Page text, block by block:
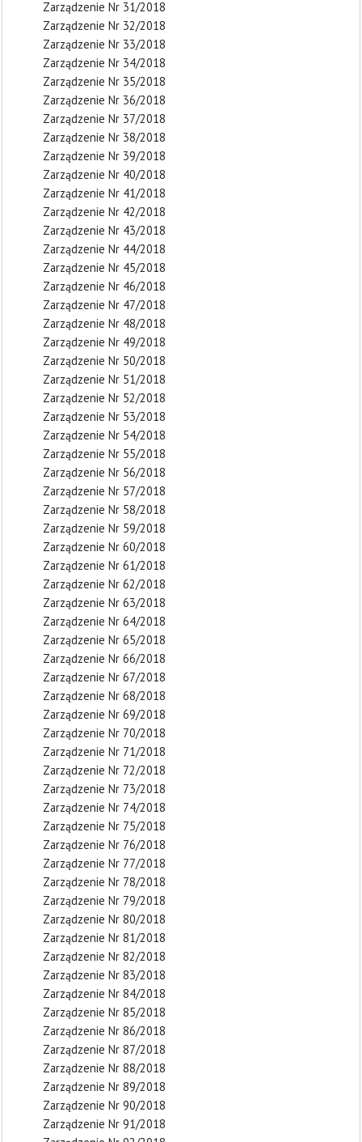
Zarządzenie Nr 31/2018
Zarządzenie Nr 32/2018
Zarządzenie Nr 33/2018
Zarządzenie Nr 34/2018
Zarządzenie Nr 35/2018
Zarządzenie Nr 36/2018
Zarządzenie Nr 37/2018
Zarządzenie Nr 38/2018
Zarządzenie Nr 39/2018
Zarządzenie Nr 40/2018
Zarządzenie Nr 41/2018
Zarządzenie Nr 42/2018
Zarządzenie Nr 43/2018
Zarządzenie Nr 44/2018
Zarządzenie Nr 45/2018
Zarządzenie Nr 46/2018
Zarządzenie Nr 47/2018
Zarządzenie Nr 48/2018
Zarządzenie Nr 49/2018
Zarządzenie Nr 50/2018
Zarządzenie Nr 51/2018
Zarządzenie Nr 52/2018
Zarządzenie Nr 53/2018
Zarządzenie Nr 54/2018
Zarządzenie Nr 55/2018
Zarządzenie Nr 56/2018
Zarządzenie Nr 57/2018
Zarządzenie Nr 58/2018
Zarządzenie Nr 59/2018
Zarządzenie Nr 60/2018
Zarządzenie Nr 61/2018
Zarządzenie Nr 62/2018
Zarządzenie Nr 63/2018
Zarządzenie Nr 64/2018
Zarządzenie Nr 65/2018
Zarządzenie Nr 66/2018
Zarządzenie Nr 67/2018
Zarządzenie Nr 68/2018
Zarządzenie Nr 69/2018
Zarządzenie Nr 70/2018
Zarządzenie Nr 71/2018
Zarządzenie Nr 72/2018
Zarządzenie Nr 73/2018
Zarządzenie Nr 74/2018
Zarządzenie Nr 75/2018
Zarządzenie Nr 76/2018
Zarządzenie Nr 77/2018
Zarządzenie Nr 78/2018
Zarządzenie Nr 79/2018
Zarządzenie Nr 80/2018
Zarządzenie Nr 81/2018
Zarządzenie Nr 82/2018
Zarządzenie Nr 83/2018
Zarządzenie Nr 84/2018
Zarządzenie Nr 85/2018
Zarządzenie Nr 86/2018
Zarządzenie Nr 87/2018
Zarządzenie Nr 88/2018
Zarządzenie Nr 89/2018
Zarządzenie Nr 90/2018
Zarządzenie Nr 91/2018